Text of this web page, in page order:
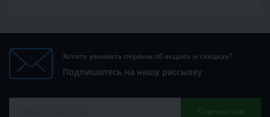
Хотите узнавать первым об акциях и скидках?
Подпишитесь на нашу рассылку
Подписаться